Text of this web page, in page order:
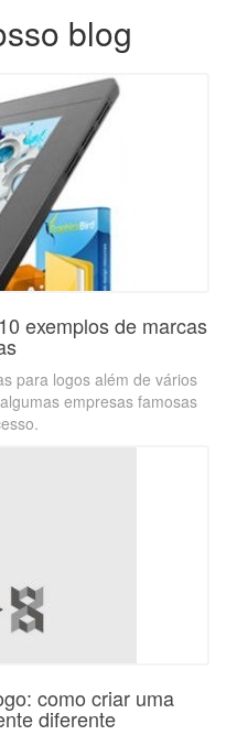
blog
exemplos de marcas
para logos além de vários
empresas famosas
como criar uma
diferente